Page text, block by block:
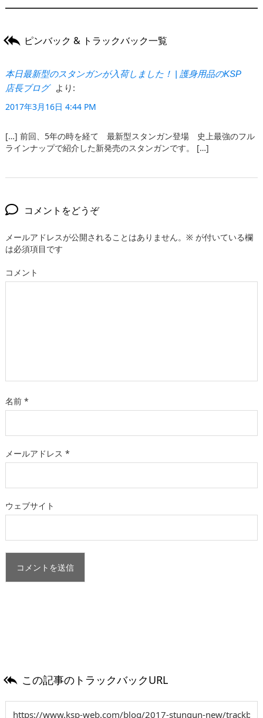
 ピンバック & トラックバック一覧
本日最新型のスタンガンが入荷しました！ | 護身用品のKSP
店長ブログ
より:
2017年3月16日 4:44 PM
[…] 前回、5年の時を経て 最新型スタンガン登場 史上最強のフル
ラインナップで紹介した新発売のスタンガンです。 […]
コメントをどうぞ
メールアドレスが公開されることはありません。 ※ が付いている欄
は必須項目です
コメント
名前 *
メールアドレス *
ウェブサイト
 この記事のトラックバックURL